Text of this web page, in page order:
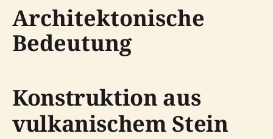
Architektonische
Bedeutung
Konstruktion aus
vulkanischem Stein